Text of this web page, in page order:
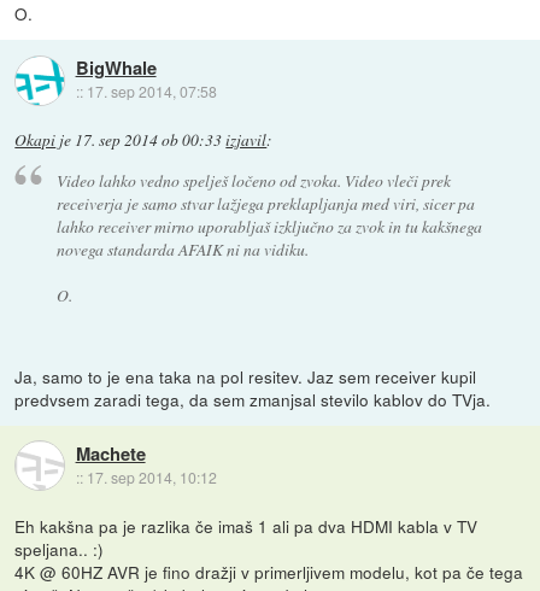
O.
BigWhale
:: 17. sep 2014, 07:58
Okapi je 17. sep 2014 ob 00:33izjavil:
Video lahko vedno spelješ ločeno od zvoka. Video vleči prek
receiverja je samo stvar lažjega preklapljanja med viri, sicer pa
lahko receiver mirno uporabljaš izključno za zvok in tu kakšnega
novega standarda AFAIK ni na vidiku.
O.
Ja, samo to je ena taka na pol resitev. Jaz sem receiver kupil
predvsem zaradi tega, da sem zmanjsal stevilo kablov do TVja.
Machete
:: 17. sep 2014, 10:12
Eh kakšna pa je razlika če imaš 1 ali pa dva HDMI kabla v TV
speljana.. :)
4K @ 60HZ AVR je fino dražji v primerljivem modelu, kot pa če tega